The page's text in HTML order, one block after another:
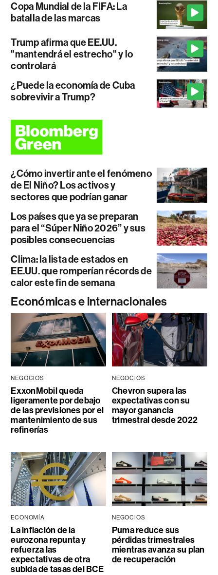
Copa Mundial de la FIFA: La
batalla de las marcas
Trump afirma que EE.UU.
"mantendrá el estrecho" y lo
controlará
¿Puede la economía de Cuba
sobrevivir a Trump?
¿Cómo invertir ante el fenómeno
de El Niño? Los activos y
sectores que podrían ganar
Los países que ya se preparan
para el “Súper Niño 2026” y sus
posibles consecuencias
Clima: la lista de estados en
EE.UU. que romperían récords de
calor este fin de semana
Económicas e internacionales
NEGOCIOS
ExxonMobil queda
ligeramente por debajo
de las previsiones por el
mantenimiento de sus
refinerías
NEGOCIOS
Chevron supera las
expectativas con su
mayor ganancia
trimestral desde 2022
ECONOMÍA
La inflación de la
eurozona repunta y
refuerza las
expectativas de otra
subida de tasas del BCE
NEGOCIOS
Puma reduce sus
pérdidas trimestrales
mientras avanza su plan
de recuperación